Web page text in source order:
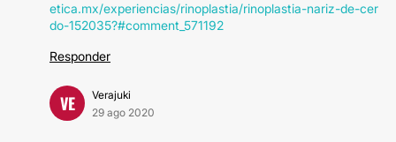
etica.mx/experiencias/rinoplastia/rinoplastia-nariz-de-cer
do-152035?#comment_571192
Responder
VE
Verajuki
29 ago 2020